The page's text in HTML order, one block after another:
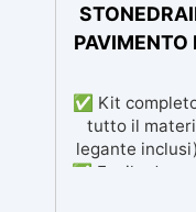
PAVIMENTO
✅ Kit
tutto il
legante
✅ Facile da
per risultati